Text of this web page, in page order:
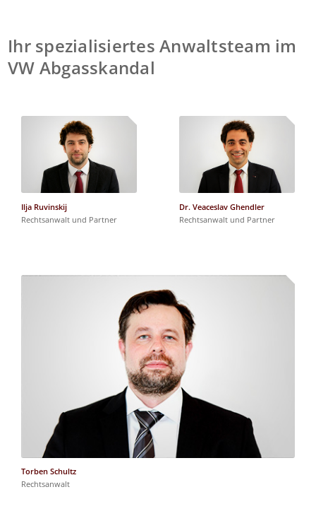
Ihr spezialisiertes Anwaltsteam im
VW Abgasskandal
Ilja Ruvinskij
Rechtsanwalt und Partner
Dr. Veaceslav Ghendler
Rechtsanwalt und Partner
Torben Schultz
Rechtsanwalt